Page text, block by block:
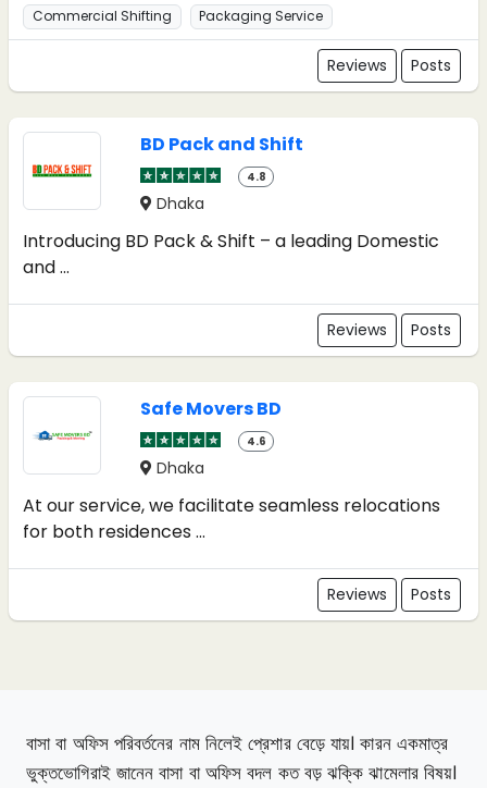
Commercial Shifting
Packaging Service
Reviews Posts
BD Pack and Shift
4.8
Dhaka
Introducing BD Pack & Shift – a leading Domestic
and ...
Reviews Posts
Safe Movers BD
4.6
Dhaka
At our service, we facilitate seamless relocations
for both residences ...
Reviews Posts
বাসা বা অফিস পরিবর্তনের নাম নিলেই প্রেশার বেড়ে যায়। কারন একমাত্র
ভুক্তভোগিরাই জানেন বাসা বা অফিস বদল কত বড় ঝক্কি ঝামেলার বিষয়।